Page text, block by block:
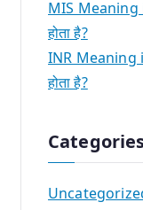
MIS Meaning
होता है?
INR Meaning
होता है?